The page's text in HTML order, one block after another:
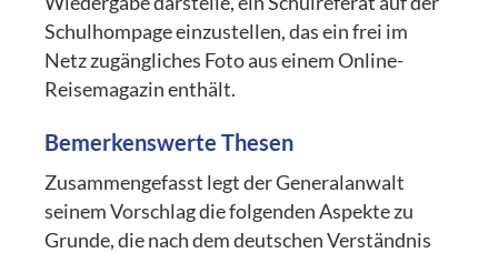
Schulhompage einzustellen, das ein frei im
Netz zugängliches Foto aus einem Online-
Reisemagazin enthält.
Bemerkenswerte Thesen
Zusammengefasst legt der Generalanwalt
seinem Vorschlag die folgenden Aspekte zu
Grunde, die nach dem deutschen Verständnis